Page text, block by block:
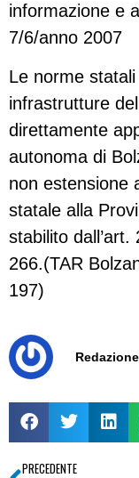
informazione e
7/6/anno 2007
Le norme
infrastrutture
direttamente
autonoma di
non estensione
statale alla
stabilito
266.(TAR
197)
Redazione
PRECEDENTE